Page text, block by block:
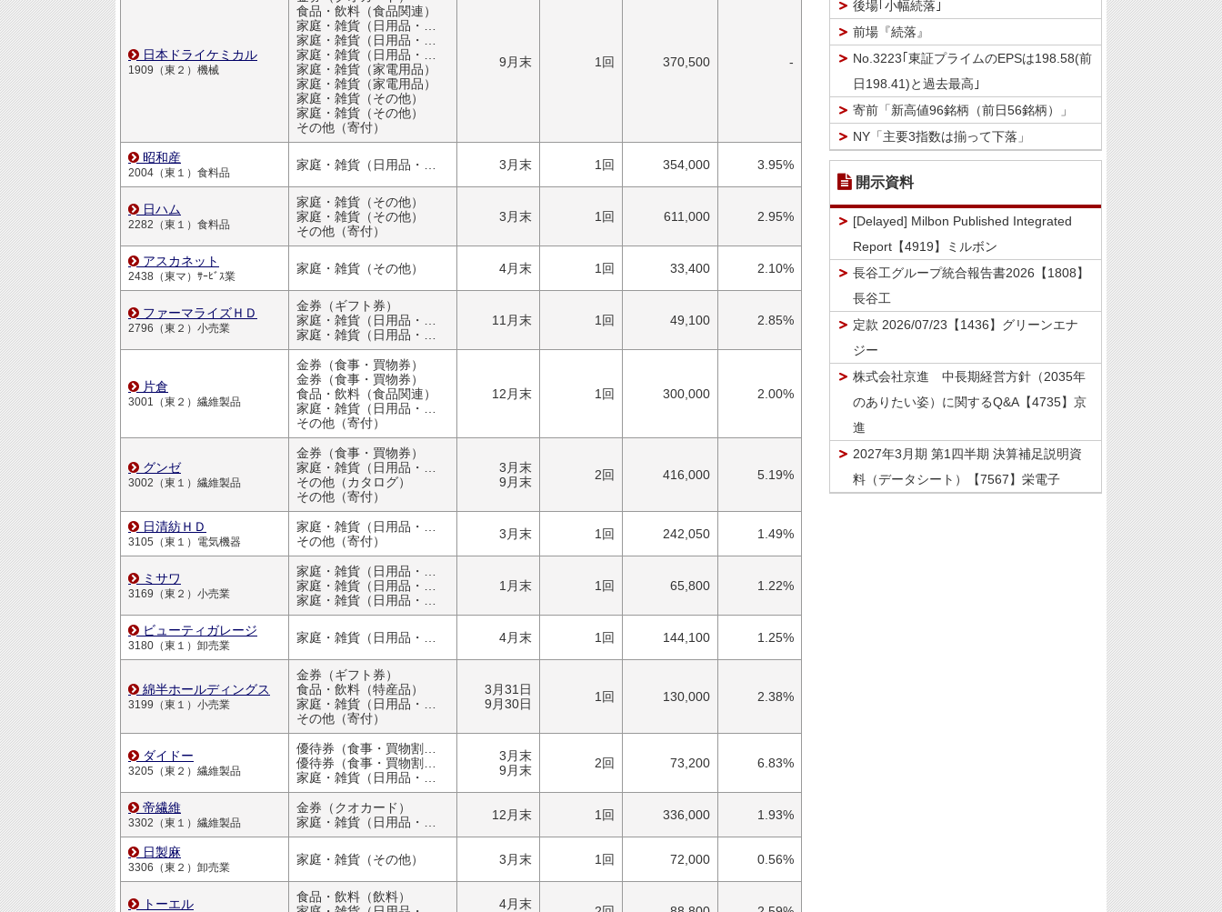
日本ドライケミカル
1909（東２）機械
食品・飲料（食品関連）
家庭・雑貨（日用品・文房具）
家庭・雑貨（日用品・文房具）
家庭・雑貨（日用品・文房具）
家庭・雑貨（家電用品）
家庭・雑貨（家電用品）
家庭・雑貨（その他）
家庭・雑貨（その他）
その他（寄付）
9月末 1回 370,500 -
昭和産
2004（東１）食料品
家庭・雑貨（日用品・文房具） 3月末 1回 354,000 3.95%
日ハム
2282（東１）食料品
家庭・雑貨（その他）
家庭・雑貨（その他）
その他（寄付）
3月末 1回 611,000 2.95%
アスカネット
2438（東マ）ｻｰﾋﾞｽ業
家庭・雑貨（その他） 4月末 1回 33,400 2.10%
ファーマライズＨＤ
2796（東２）小売業
金券（ギフト券）
家庭・雑貨（日用品・文房具）
家庭・雑貨（日用品・文房具）
11月末 1回 49,100 2.85%
片倉
3001（東２）繊維製品
金券（食事・買物券）
金券（食事・買物券）
食品・飲料（食品関連）
家庭・雑貨（日用品・文房具）
その他（寄付）
12月末 1回 300,000 2.00%
グンゼ
3002（東１）繊維製品
金券（食事・買物券）
家庭・雑貨（日用品・文房具）
その他（カタログ）
その他（寄付）
3月末
9月末
2回 416,000 5.19%
日清紡ＨＤ
3105（東１）電気機器
家庭・雑貨（日用品・文房具）
その他（寄付）
3月末 1回 242,050 1.49%
ミサワ
3169（東２）小売業
家庭・雑貨（日用品・文房具）
家庭・雑貨（日用品・文房具）
家庭・雑貨（日用品・文房具）
1月末 1回 65,800 1.22%
ビューティガレージ
3180（東１）卸売業
家庭・雑貨（日用品・文房具） 4月末 1回 144,100 1.25%
綿半ホールディングス
3199（東１）小売業
金券（ギフト券）
食品・飲料（特産品）
家庭・雑貨（日用品・文房具）
その他（寄付）
3月31日
9月30日
1回 130,000 2.38%
ダイドー
3205（東２）繊維製品
優待券（食事・買物割引券）
優待券（食事・買物割引券）
家庭・雑貨（日用品・文房具）
3月末
9月末
2回 73,200 6.83%
帝繊維
3302（東１）繊維製品
金券（クオカード）
家庭・雑貨（日用品・文房具）
12月末 1回 336,000 1.93%
日製麻
3306（東２）卸売業
家庭・雑貨（その他） 3月末 1回 72,000 0.56%
トーエル
食品・飲料（飲料）
4月末
後場｢小幅続落｣
前場『続落』
No.3223｢東証プライムのEPSは198.58(前
日198.41)と過去最高｣
寄前「新高値96銘柄（前日56銘柄）」
NY「主要3指数は揃って下落」
開示資料
[Delayed] Milbon Published Integrated
Report【4919】ミルボン
長谷工グループ統合報告書2026【1808】
長谷工
定款 2026/07/23【1436】グリーンエナ
ジー
株式会社京進 中長期経営方針（2035年
のありたい姿）に関するQ&A【4735】京
進
2027年3月期 第1四半期 決算補足説明資
料（データシート）【7567】栄電子